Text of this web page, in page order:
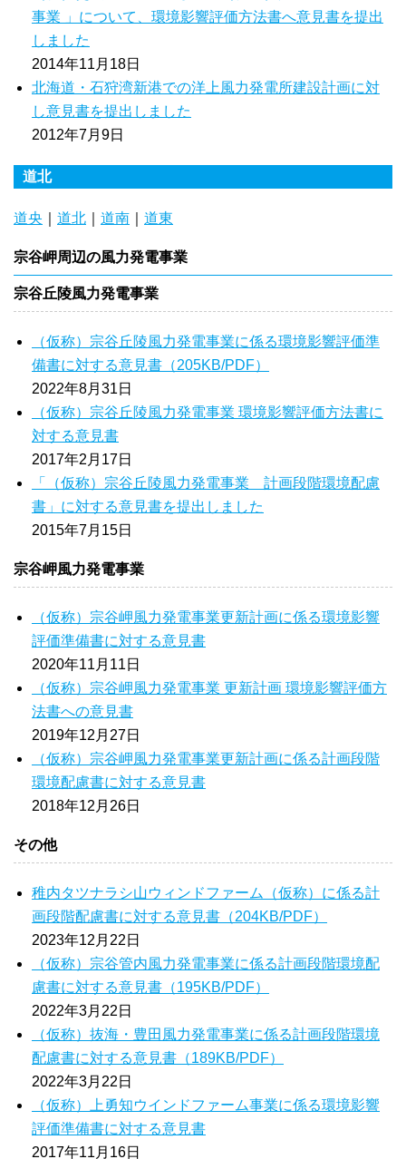
事業 」について、環境影響評価方法書へ意見書を提出
しました
2014年11月18日
北海道・石狩湾新港での洋上風力発電所建設計画に対
し意見書を提出しました
2012年7月9日
道北
道央 道北 道南 道東
宗谷岬周辺の風力発電事業
宗谷丘陵風力発電事業
（仮称）宗谷丘陵風力発電事業に係る環境影響評価準
備書に対する意見書（205KB/PDF）
2022年8月31日
（仮称）宗谷丘陵風力発電事業 環境影響評価方法書に
対する意見書
2017年2月17日
「（仮称）宗谷丘陵風力発電事業 計画段階環境配慮
書」に対する意見書を提出しました
2015年7月15日
宗谷岬風力発電事業
（仮称）宗谷岬風力発電事業更新計画に係る環境影響
評価準備書に対する意見書
2020年11月11日
（仮称）宗谷岬風力発電事業 更新計画 環境影響評価方
法書への意見書
2019年12月27日
（仮称）宗谷岬風力発電事業更新計画に係る計画段階
環境配慮書に対する意見書
2018年12月26日
その他
稚内タツナラシ山ウィンドファーム（仮称）に係る計
画段階配慮書に対する意見書（204KB/PDF）
2023年12月22日
（仮称）宗谷管内風力発電事業に係る計画段階環境配
慮書に対する意見書（195KB/PDF）
2022年3月22日
（仮称）抜海・豊田風力発電事業に係る計画段階環境
配慮書に対する意見書（189KB/PDF）
2022年3月22日
（仮称）上勇知ウインドファーム事業に係る環境影響
評価準備書に対する意見書
2017年11月16日